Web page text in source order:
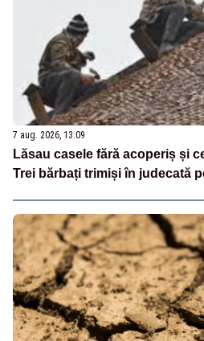
7 aug. 2026, 13:09
Lăsau casele fără acoperiș și
Trei bărbați trimiși în judecată